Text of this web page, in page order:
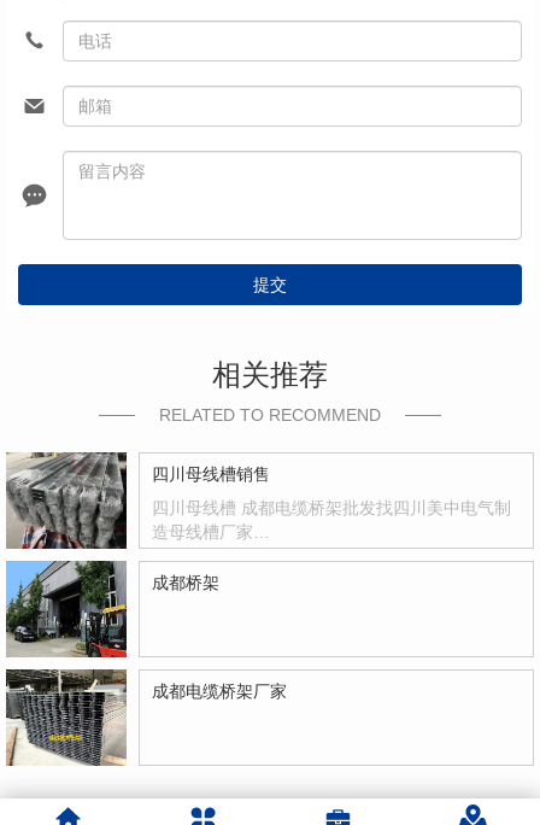
提交
相关推荐
RELATED TO RECOMMEND
四川母线槽销售
四川母线槽 成都电缆桥架批发找四川美中电气制
造母线槽厂家…
成都桥架
成都电缆桥架厂家